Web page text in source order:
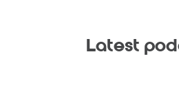
Latest